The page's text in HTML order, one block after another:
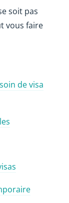
soit pas
vous faire
de visa